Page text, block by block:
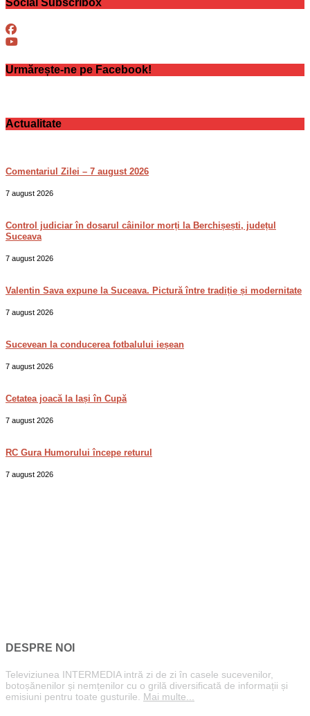
Social Subscribox
Urmărește-ne pe Facebook!
Actualitate
Comentariul Zilei – 7 august 2026
7 august 2026
Control judiciar în dosarul câinilor morți la Berchișești, județul
Suceava
7 august 2026
Valentin Sava expune la Suceava. Pictură între tradiție și modernitate
7 august 2026
Sucevean la conducerea fotbalului ieșean
7 august 2026
Cetatea joacă la Iași în Cupă
7 august 2026
RC Gura Humorului începe returul
7 august 2026
DESPRE NOI
Televiziunea INTERMEDIA intră zi de zi în casele sucevenilor,
botoșănenilor și nemțenilor cu o grilă diversificată de informații și
emisiuni pentru toate gusturile. Mai multe...